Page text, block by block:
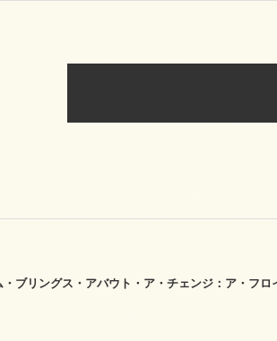
ブリングス・アバウト・ア・チェンジ：ア・フ